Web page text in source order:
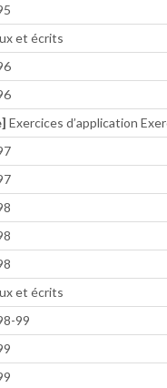
et écrits
Exercices d’application
et écrits
99